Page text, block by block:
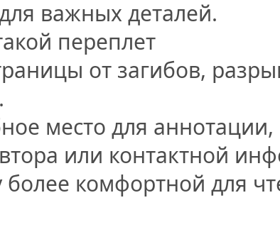
важных деталей.
переплет
от загибов,
место для
или контактной
более комфортной для